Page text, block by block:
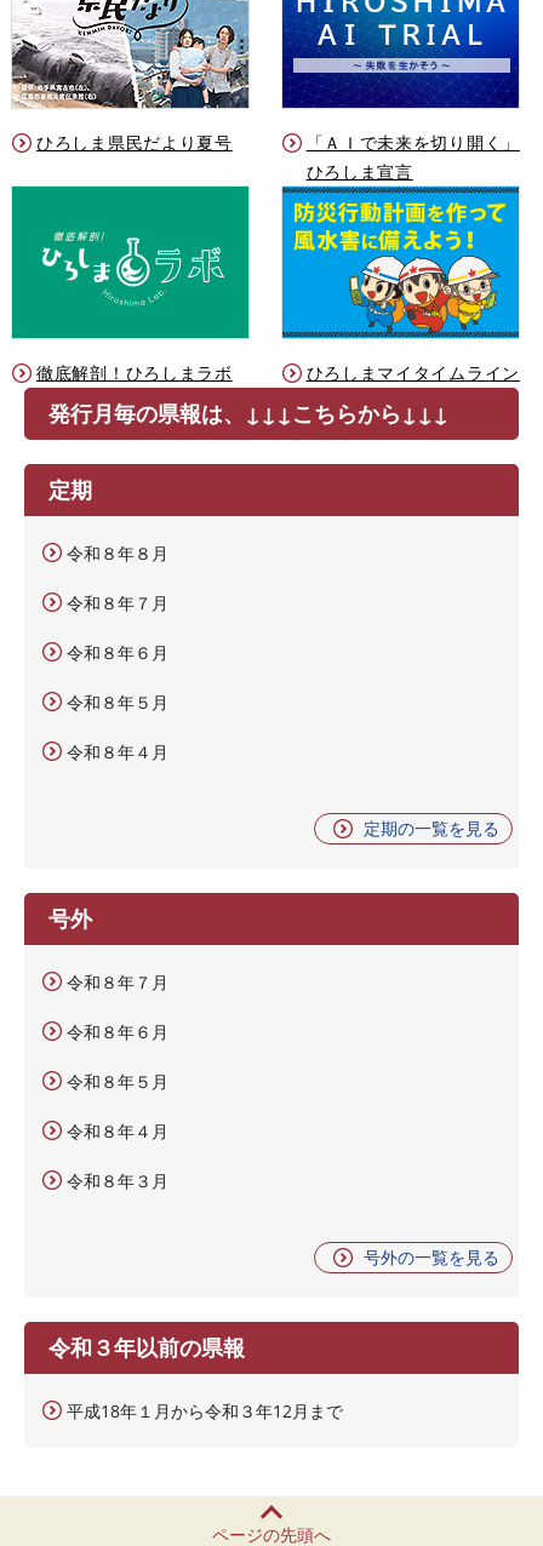
ひろしま県民だより夏号
「ＡＩで未来を切り開く」
ひろしま宣言
徹底解剖！ひろしまラボ ひろしまマイタイムライン
発行月毎の県報は、↓↓↓こちらから↓↓↓
定期
令和８年８月
令和８年７月
令和８年６月
令和８年５月
令和８年４月
定期の一覧を見る
号外
令和８年７月
令和８年６月
令和８年５月
令和８年４月
令和８年３月
号外の一覧を見る
令和３年以前の県報
平成18年１月から令和３年12月まで
ページの先頭へ